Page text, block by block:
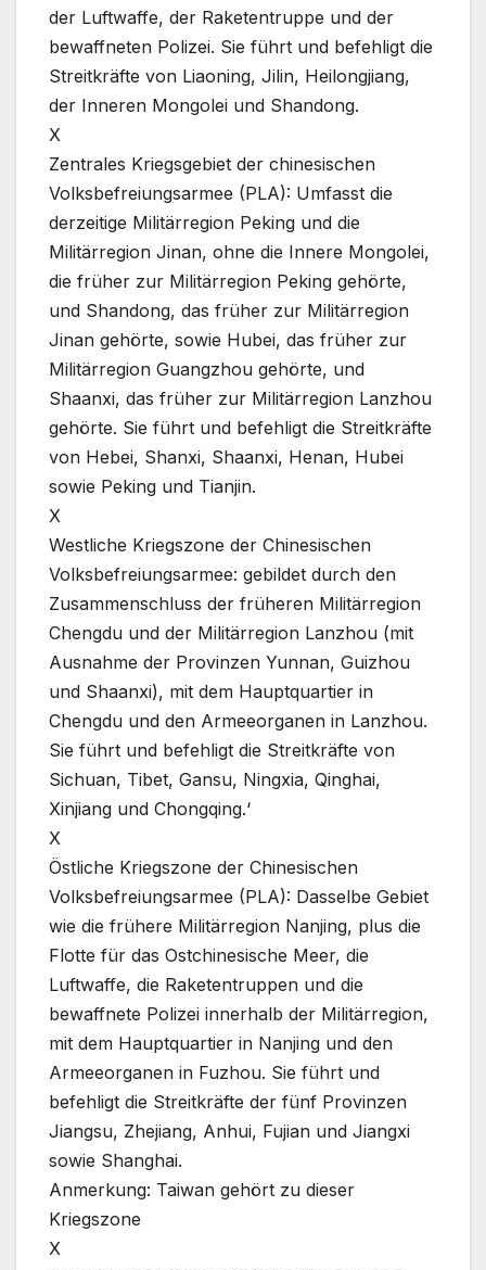
der Luftwaffe, der Raketentruppe und der
bewaffneten Polizei. Sie führt und befehligt die
Streitkräfte von Liaoning, Jilin, Heilongjiang,
der Inneren Mongolei und Shandong.
X
Zentrales Kriegsgebiet der chinesischen
Volksbefreiungsarmee (PLA): Umfasst die
derzeitige Militärregion Peking und die
Militärregion Jinan, ohne die Innere Mongolei,
die früher zur Militärregion Peking gehörte,
und Shandong, das früher zur Militärregion
Jinan gehörte, sowie Hubei, das früher zur
Militärregion Guangzhou gehörte, und
Shaanxi, das früher zur Militärregion Lanzhou
gehörte. Sie führt und befehligt die Streitkräfte
von Hebei, Shanxi, Shaanxi, Henan, Hubei
sowie Peking und Tianjin.
X
Westliche Kriegszone der Chinesischen
Volksbefreiungsarmee: gebildet durch den
Zusammenschluss der früheren Militärregion
Chengdu und der Militärregion Lanzhou (mit
Ausnahme der Provinzen Yunnan, Guizhou
und Shaanxi), mit dem Hauptquartier in
Chengdu und den Armeeorganen in Lanzhou.
Sie führt und befehligt die Streitkräfte von
Sichuan, Tibet, Gansu, Ningxia, Qinghai,
Xinjiang und Chongqing.‘
X
Östliche Kriegszone der Chinesischen
Volksbefreiungsarmee (PLA): Dasselbe Gebiet
wie die frühere Militärregion Nanjing, plus die
Flotte für das Ostchinesische Meer, die
Luftwaffe, die Raketentruppen und die
bewaffnete Polizei innerhalb der Militärregion,
mit dem Hauptquartier in Nanjing und den
Armeeorganen in Fuzhou. Sie führt und
befehligt die Streitkräfte der fünf Provinzen
Jiangsu, Zhejiang, Anhui, Fujian und Jiangxi
sowie Shanghai.
Anmerkung: Taiwan gehört zu dieser
Kriegszone
X